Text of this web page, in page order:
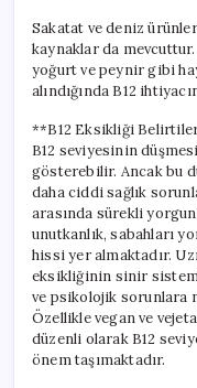
Sakatat ve deniz
kaynaklar da mevcuttur.
yoğurt ve peynir gibi
alındığında B12
**B12 Eksikliği
B12 seviyesinin
gösterebilir. Ancak bu
daha ciddi sağlık
arasında sürekli
unutkanlık, sabahları
hissi yer almaktadır.
eksikliğinin sinir sistemi
ve psikolojik sorunlara
Özellikle vegan ve
düzenli olarak B12
önem taşımaktadır.